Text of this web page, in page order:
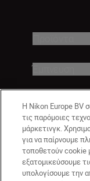
Εταιρεία
Η Nikon Europe BV
τις παρόμοιες
μάρκετινγκ.
για να παίρνουμε
τοποθετούν cookie
εξατομικεύσουμε
υπολογίσουμε την